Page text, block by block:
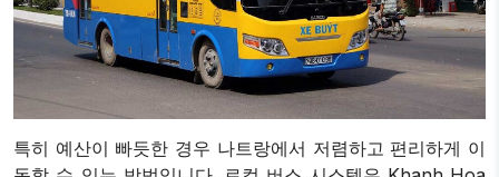
특히 예산이 빠듯한 경우 나트랑에서 저렴하고 편리하게 이